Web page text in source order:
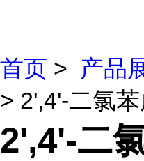
首页 > 产品
> 2',4'-二氯苯
2',4'-二